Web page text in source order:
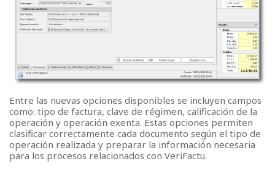
Entre las nuevas opciones disponibles se incluyen campos
como: tipo de factura, clave de régimen, calificación de la
operación y operación exenta. Estas opciones permiten
clasificar correctamente cada documento según el tipo de
operación realizada y preparar la información necesaria
para los procesos relacionados con VeriFactu.